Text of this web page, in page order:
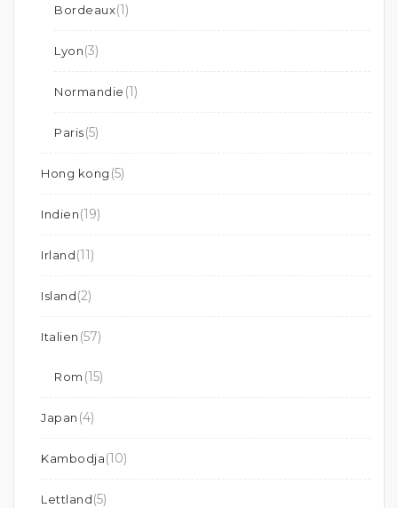
Bordeaux(1)
Lyon(3)
Normandie (1)
Paris(5)
Hong kong (5)
Indien(19)
Irland(11)
Island(2)
Italien (57)
Rom (15)
Japan (4)
Kambodja(10)
Lettland(5)